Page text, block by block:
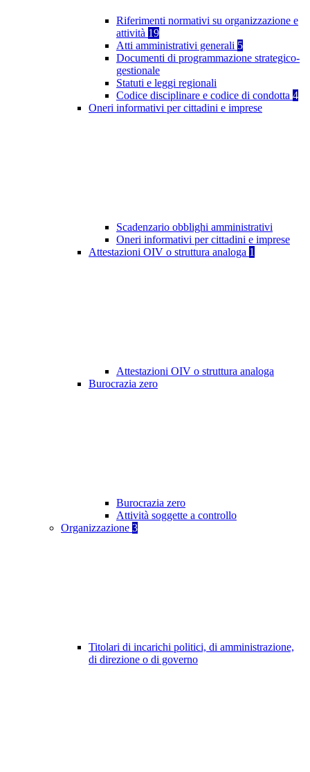
Riferimenti normativi su organizzazione e
attività 19
Atti amministrativi generali 5
Documenti di programmazione strategico-
gestionale
Statuti e leggi regionali
Codice disciplinare e codice di condotta 4
Oneri informativi per cittadini e imprese
Scadenzario obblighi amministrativi
Oneri informativi per cittadini e imprese
Attestazioni OIV o struttura analoga 1
Attestazioni OIV o struttura analoga
Burocrazia zero
Burocrazia zero
Attività soggette a controllo
Organizzazione 3
Titolari di incarichi politici, di amministrazione,
di direzione o di governo